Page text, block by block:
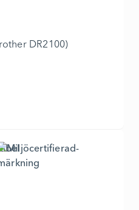
DR2100)
kompatibel - 6325948 - Lägg